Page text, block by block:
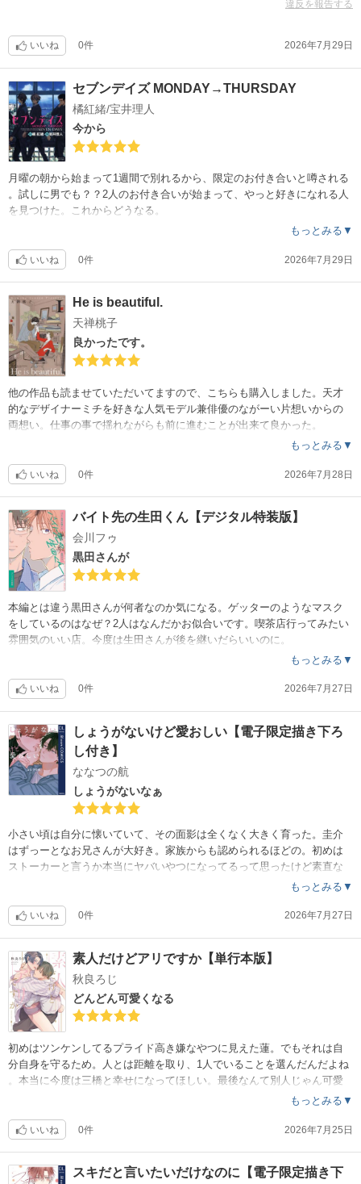
違反を報告する
いいね 0件 2026年7月29日
セブンデイズ MONDAY→THURSDAY
橘紅緒/宝井理人
今から
月曜の朝から始まって1週間で別れるから、限定のお付き合いと噂される
。試しに男でも？？2人のお付き合いが始まって、やっと好きになれる人
を見つけた。これからどうなる。
もっとみる▼
いいね 0件 2026年7月29日
He is beautiful.
天禅桃子
良かったです。
他の作品も読ませていただいてますので、こちらも購入しました。天才
的なデザイナーミチを好きな人気モデル兼俳優のながーい片想いからの
両想い。仕事の事で揺れながらも前に進むことが出来て良かった。
もっとみる▼
いいね 0件 2026年7月28日
バイト先の生田くん【デジタル特装版】
会川フゥ
黒田さんが
本編とは違う黒田さんが何者なのか気になる。ゲッターのようなマスク
をしているのはなぜ？2人はなんだかお似合いです。喫茶店行ってみたい
雰囲気のいい店。今度は生田さんが後を継いだらいいのに。
もっとみる▼
いいね 0件 2026年7月27日
しょうがないけど愛おしい【電子限定描き下ろ
し付き】
ななつの航
しょうがないなぁ
小さい頃は自分に懐いていて、その面影は全くなく大きく育った。圭介
はずっーとなお兄さんが大好き。家族からも認められるほどの。初めは
ストーカーと言うか本当にヤバいやつになってるって思ったけど素直な
優しさいい子になお兄さんも惹かれてしまった。しょうがないなぁ。
もっとみる▼
いいね 0件 2026年7月27日
素人だけどアリですか【単行本版】
秋良ろじ
どんどん可愛くなる
初めはツンケンしてるプライド高き嫌なやつに見えた蓮。でもそれは自
分自身を守るため。人とは距離を取り、1人でいることを選んだんだよね
。本当に今度は三橋と幸せになってほしい。最後なんて別人じゃん可愛
もっとみる▼
いいね 0件 2026年7月25日
スキだと言いたいだけなのに【電子限定描き下